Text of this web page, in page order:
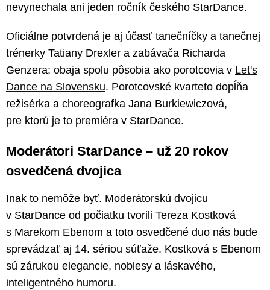
nevynechala ani jeden ročník českého StarDance.
Oficiálne potvrdená je aj účasť tanečníčky a tanečnej
trénerky Tatiany Drexler a zabávača Richarda
Genzera; obaja spolu pôsobia ako porotcovia v Let's
Dance na Slovensku. Porotcovské kvarteto dopĺňa
režisérka a choreografka Jana Burkiewiczová,
pre ktorú je to premiéra v StarDance.
Moderátori StarDance – už 20 rokov
osvedčená dvojica
Inak to nemôže byť. Moderátorskú dvojicu
v StarDance od počiatku tvorili Tereza Kostková
s Marekom Ebenom a toto osvedčené duo nás bude
sprevádzať aj 14. sériou súťaže. Kostková s Ebenom
sú zárukou elegancie, noblesy a láskavého,
inteligentného humoru.